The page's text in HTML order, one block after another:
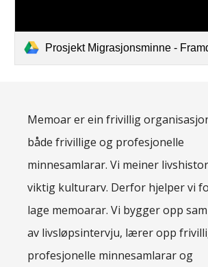
Prosjekt Migrasjonsminne -
Memoar er ein frivillig
både frivillige og profesjonelle
minnesamlarar. Vi meiner
viktig kulturarv. Derfor hjelper vi
lage memoarar. Vi bygger opp
av livsløpsintervju, lærer opp
profesjonelle minnesamlarar og